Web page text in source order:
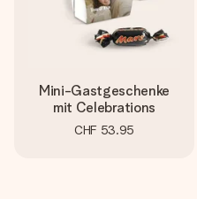
Mini-Gastgeschenke
mit Celebrations
CHF 53.95